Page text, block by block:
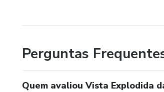
Perguntas
Quem avaliou Vista Explodida